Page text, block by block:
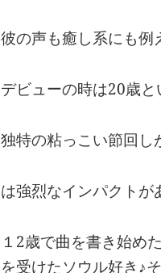
彼の声も癒し系にも例
デビューの時は20歳と
独特の粘っこい節回し
は強烈なインパクトが
１2歳で曲を書き始
を受けたソウル好き♪